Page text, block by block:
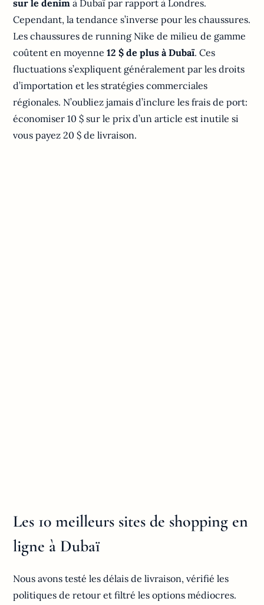
sur le denim à Dubaï par rapport à Londres.
Cependant, la tendance s’inverse pour les chaussures.
Les chaussures de running Nike de milieu de gamme
coûtent en moyenne12 $ de plus à Dubaï. Ces
fluctuations s’expliquent généralement par les droits
d’importation et les stratégies commerciales
régionales. N’oubliez jamais d’inclure les frais de port:
économiser 10 $ sur le prix d’un article est inutile si
vous payez 20 $ de livraison.
Les 10 meilleurs sites de shopping en
ligne à Dubaï
Nous avons testé les délais de livraison, vérifié les
politiques de retour et filtré les options médiocres.